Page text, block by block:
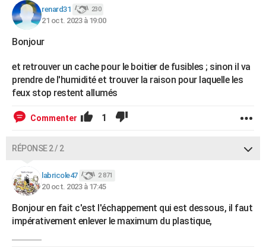
renard31 230
21 oct. 2023 à 19:00
Bonjour
et retrouver un cache pour le boitier de fusibles ; sinon il va
prendre de l'humidité et trouver la raison pour laquelle les
feux stop restent allumés
Commenter 1
RÉPONSE 2 / 2
labricole47 2 871
20 oct. 2023 à 17:45
Bonjour en fait c'est l'échappement qui est dessous, il faut
impérativement enlever le maximum du plastique,